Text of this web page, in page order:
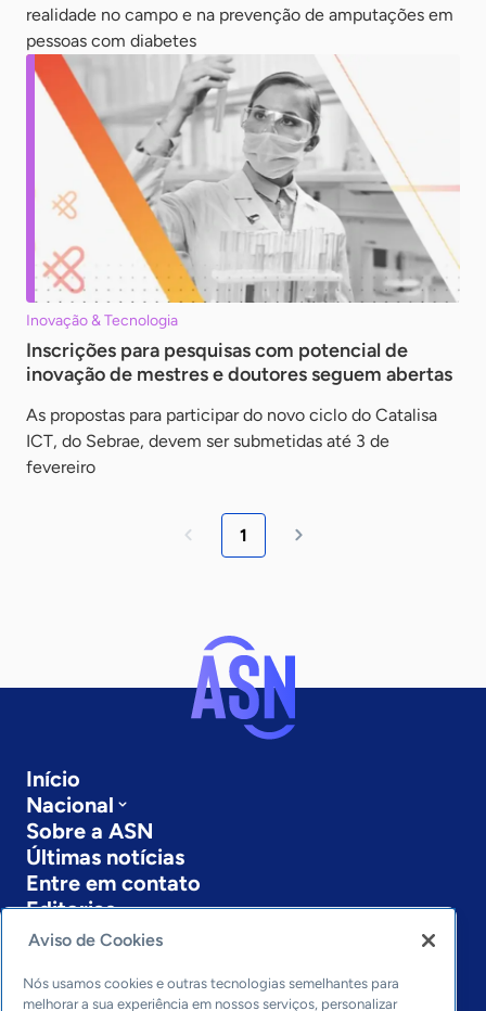
realidade no campo e na prevenção de amputações em
pessoas com diabetes
Inovação & Tecnologia
Inscrições para pesquisas com potencial de
inovação de mestres e doutores seguem abertas
As propostas para participar do novo ciclo do Catalisa
ICT, do Sebrae, devem ser submetidas até 3 de
fevereiro
1
Início
Nacional
Sobre a ASN
Últimas notícias
Entre em contato
Editorias
Economia & Política
Inovação & Tecnologia
Cultura empreendedora
Aviso de Cookies
Nós usamos cookies e outras tecnologias semelhantes para
melhorar a sua experiência em nossos serviços, personalizar